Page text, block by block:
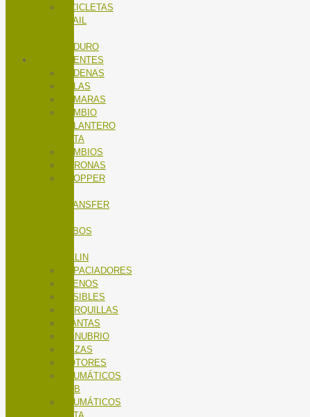
BICICLETAS
TRAIL
ENDURO
COMPONENTES
CADENAS
CALAS
CÁMARAS
CAMBIO
DELANTERO
RUTA
CAMBIOS
CORONAS
DROPPER
TRANSFER
TUBOS
SILLIN
ESPACIADORES
FRENOS
FUSIBLES
HORQUILLAS
LLANTAS
MANUBRIO
MAZAS
MOTORES
NEUMÁTICOS
MTB
NEUMÁTICOS